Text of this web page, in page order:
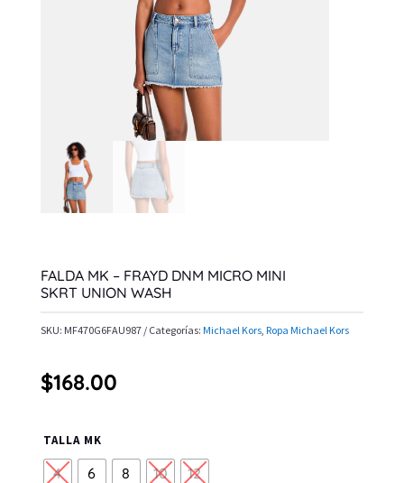
FALDA MK – FRAYD DNM MICRO MINI
SKRT UNION WASH
SKU: MF470G6FAU987 Categorías: Michael Kors, Ropa Michael Kors
$168.00
TALLA MK
4 6 8 10 12